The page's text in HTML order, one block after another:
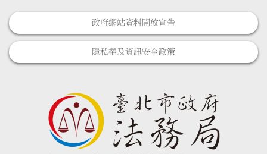
政府網站資料開放宣告
隱私權及資訊安全政策